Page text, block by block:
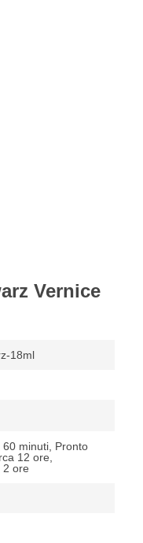
Vernice
18ml
minuti, Pronto
12 ore,
2 ore